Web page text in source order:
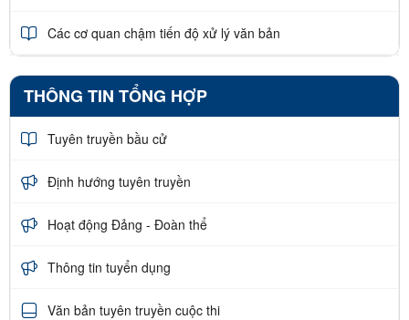
Các cơ quan chậm tiến độ xử lý văn bản
THÔNG TIN TỔNG HỢP
Tuyên truyền bầu cử
Định hướng tuyên truyền
Hoạt động Đảng - Đoàn thể
Thông tin tuyển dụng
Văn bản tuyên truyền cuộc thi